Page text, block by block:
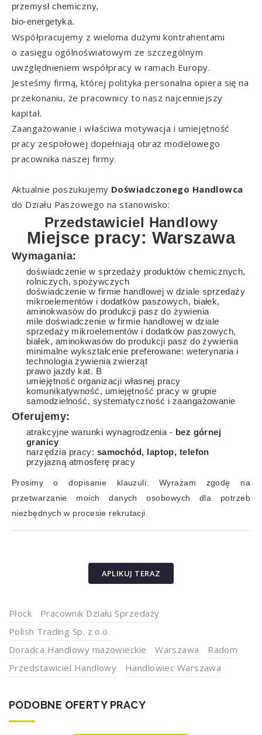
przemysł chemiczny,
bio-energetyka.
Współpracujemy z wieloma dużymi kontrahentami
o zasięgu ogólnoświatowym ze szczególnym
uwzględnieniem współpracy w ramach Europy.
Jesteśmy firmą, której polityka personalna opiera się na
przekonaniu, że pracownicy to nasz najcenniejszy
kapitał.
Zaangażowanie i właściwa motywacja i umiejętność
pracy zespołowej dopełniają obraz modelowego
pracownika naszej firmy.
Aktualnie poszukujemy Doświadczonego Handlowca
do Działu Paszowego na stanowisko:
Przedstawiciel Handlowy
Miejsce pracy: Warszawa
Wymagania:
doświadczenie w sprzedaży produktów chemicznych,
rolniczych, spożywczych
doświadczenie w firmie handlowej w dziale sprzedaży
mikroelementów i dodatków paszowych, białek,
aminokwasów do produkcji pasz do żywienia
mile doświadczenie w firmie handlowej w dziale
sprzedaży mikroelementów i dodatków paszowych,
białek, aminokwasów do produkcji pasz do żywienia
minimalne wykształcenie preferowane: weterynaria i
technologia żywienia zwierząt
prawo jazdy kat. B
umiejętność organizacji własnej pracy
komunikatywność, umiejętność pracy w grupie
samodzielność, systematyczność i zaangażowanie
Oferujemy:
atrakcyjne warunki wynagrodzenia - bez górnej
granicy
narzędzia pracy: samochód, laptop, telefon
przyjazną atmosferę pracy
Prosimy o dopisanie klauzuli: Wyrażam zgodę na
przetwarzanie moich danych osobowych dla potrzeb
niezbędnych w procesie rekrutacji.
APLIKUJ TERAZ
Płock
Pracownik Działu Sprzedaży
Polish Trading Sp. z o.o.
Doradca Handlowy mazowieckie
Warszawa
Radom
Przedstawiciel Handlowy
Handlowiec Warszawa
PODOBNE OFERTY PRACY